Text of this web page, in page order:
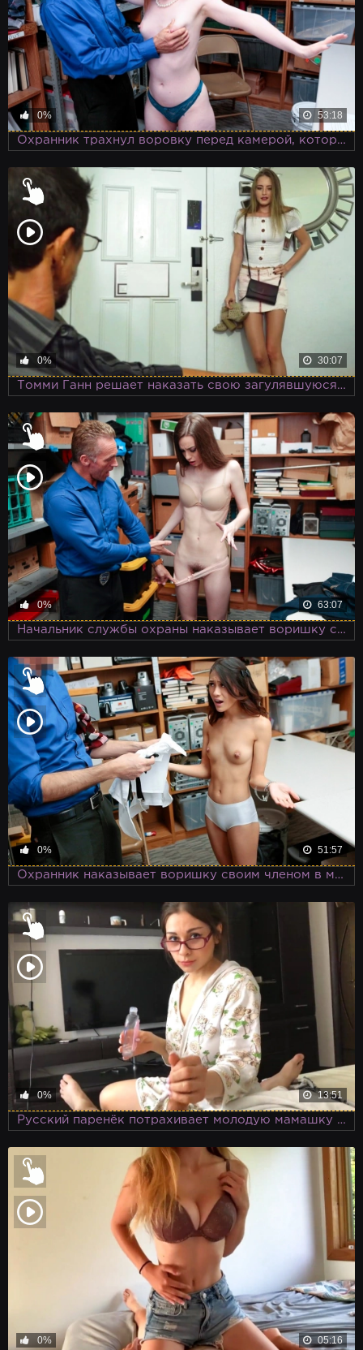
0% 53:18
Охранник трахнул воровку перед камерой, которую установил развратный хозяин
0% 30:07
0% 63:07
Начальник службы охраны наказывает воришку своим членом
0% 51:57
Охранник наказывает воришку своим членом в магазине
0% 13:51
Русский паренёк потрахивает молодую мамашку большим членом
0% 05:16